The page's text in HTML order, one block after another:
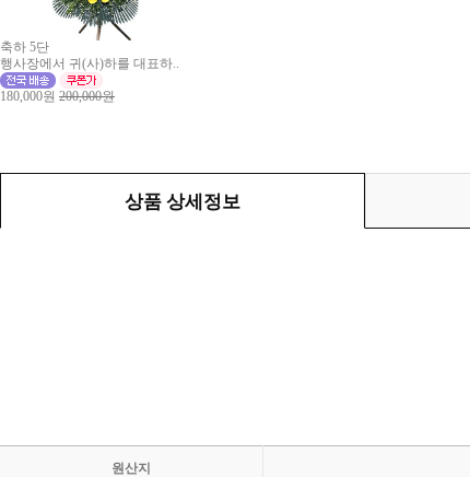
축하 5단
행사장에서 귀(사)하를 대표하..
180,000원 200,000원
상품 상세정보
원산지